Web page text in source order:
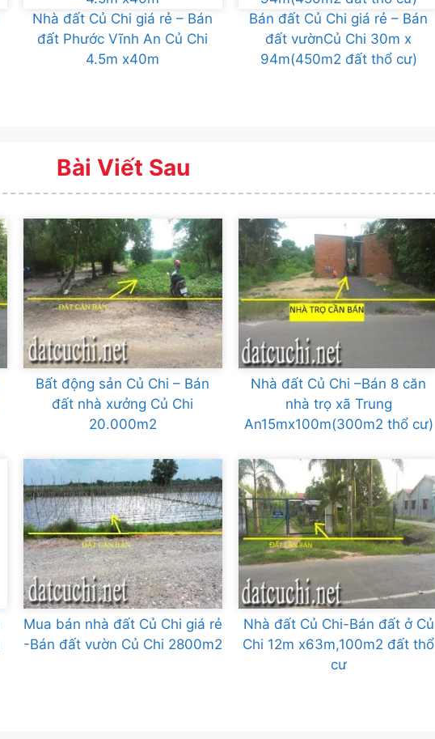
Nhà đất Củ Chi giá rẻ – Bán
đất Phước Vĩnh An Củ Chi
4.5m x40m
Bán đất Củ Chi giá rẻ – Bán
đất vườnCủ Chi 30m x
94m(450m2 đất thổ cư)
Bài Viết Sau
Bất động sản Củ Chi – Bán
đất nhà xưởng Củ Chi
20.000m2
Nhà đất Củ Chi –Bán 8 căn
nhà trọ xã Trung
An15mx100m(300m2 thổ cư)
Mua bán nhà đất Củ Chi giá rẻ
-Bán đất vườn Củ Chi 2800m2
Nhà đất Củ Chi-Bán đất ở Củ
Chi 12m x63m,100m2 đất thổ
cư